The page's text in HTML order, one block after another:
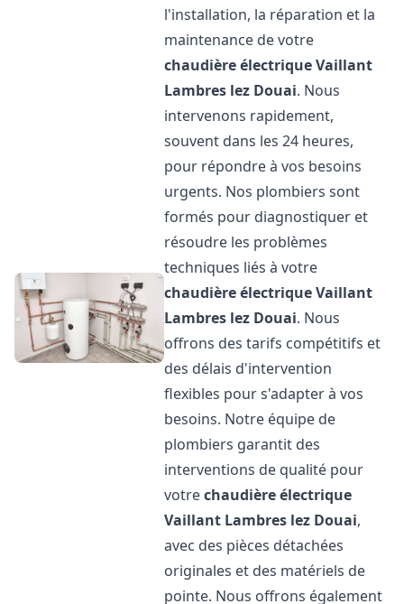
l'installation, la réparation et la
maintenance de votre
chaudière électrique Vaillant
Lambres lez Douai. Nous
intervenons rapidement,
souvent dans les 24 heures,
pour répondre à vos besoins
urgents. Nos plombiers sont
formés pour diagnostiquer et
résoudre les problèmes
techniques liés à votre
chaudière électrique Vaillant
Lambres lez Douai. Nous
offrons des tarifs compétitifs et
des délais d'intervention
flexibles pour s'adapter à vos
besoins. Notre équipe de
plombiers garantit des
interventions de qualité pour
votrechaudière électrique
Vaillant Lambres lez Douai,
avec des pièces détachées
originales et des matériels de
pointe. Nous offrons également